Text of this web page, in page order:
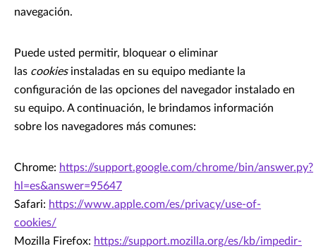
navegación.
Puede usted permitir, bloquear o eliminar
las cookies instaladas en su equipo mediante la
configuración de las opciones del navegador instalado en
su equipo. A continuación, le brindamos información
sobre los navegadores más comunes:
Chrome: https://support.google.com/chrome/bin/answer.py?
hl=es&answer=95647
Safari: https://www.apple.com/es/privacy/use-of-
cookies/
Mozilla Firefox: https://support.mozilla.org/es/kb/impedir-